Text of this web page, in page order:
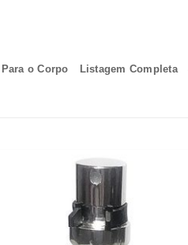
Para o Corpo Listagem Completa